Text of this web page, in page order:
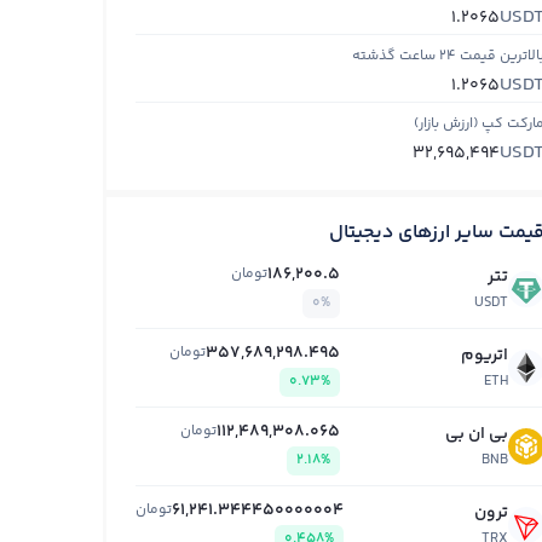
1.2065
قیمت ۲۴ ساعت گذشته
1.2065
مارکت کپ (ارزش بازار)
32,695,494
قیمت سایر ارزهای دیجیتال
تتر
USDT
186,200.5تومان
0%
اتریوم
ETH
357,689,298.495تومان
0.73%
بی ان بی
BNB
112,489,308.065تومان
2.18%
ترون 61,241.344450000004تومان